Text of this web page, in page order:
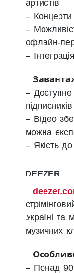
артистів
–
–
офлайн-
–
– Доступне
– Відео
можна
– Якість
DEEZER
Україні та
музичних
– Понад 90